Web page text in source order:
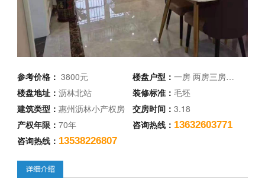
参考价格：3800元 楼盘户型： 一房 两房三房…
楼盘地址：沥林北站 装修标准： 毛坯
建筑类型：惠州沥林小产权房 交房时间： 3.18
产权年限：70年 咨询热线： 13632603771
咨询热线： 13538226807